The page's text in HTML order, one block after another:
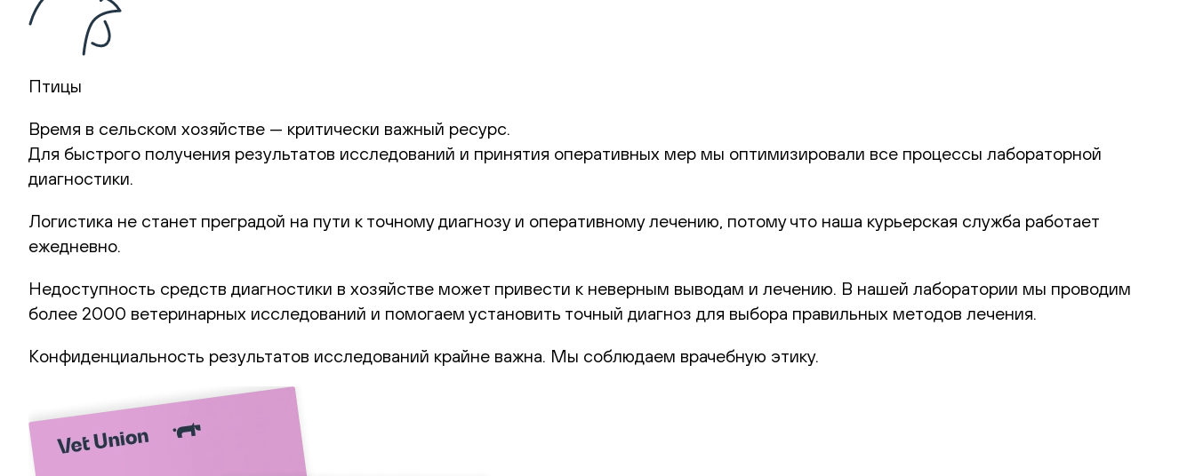
Птицы
Время в сельском хозяйстве — критически важный ресурс.
Для быстрого получения результатов исследований и принятия оперативных мер мы оптимизировали все процессы лабораторной
диагностики.
Логистика не станет преградой на пути к точному диагнозу и оперативному лечению, потому что наша курьерская служба работает
ежедневно.
Недоступность средств диагностики в хозяйстве может привести к неверным выводам и лечению. В нашей лаборатории мы проводим
более 2000 ветеринарных исследований и помогаем установить точный диагноз для выбора правильных методов лечения.
Конфиденциальность результатов исследований крайне важна. Мы соблюдаем врачебную этику.